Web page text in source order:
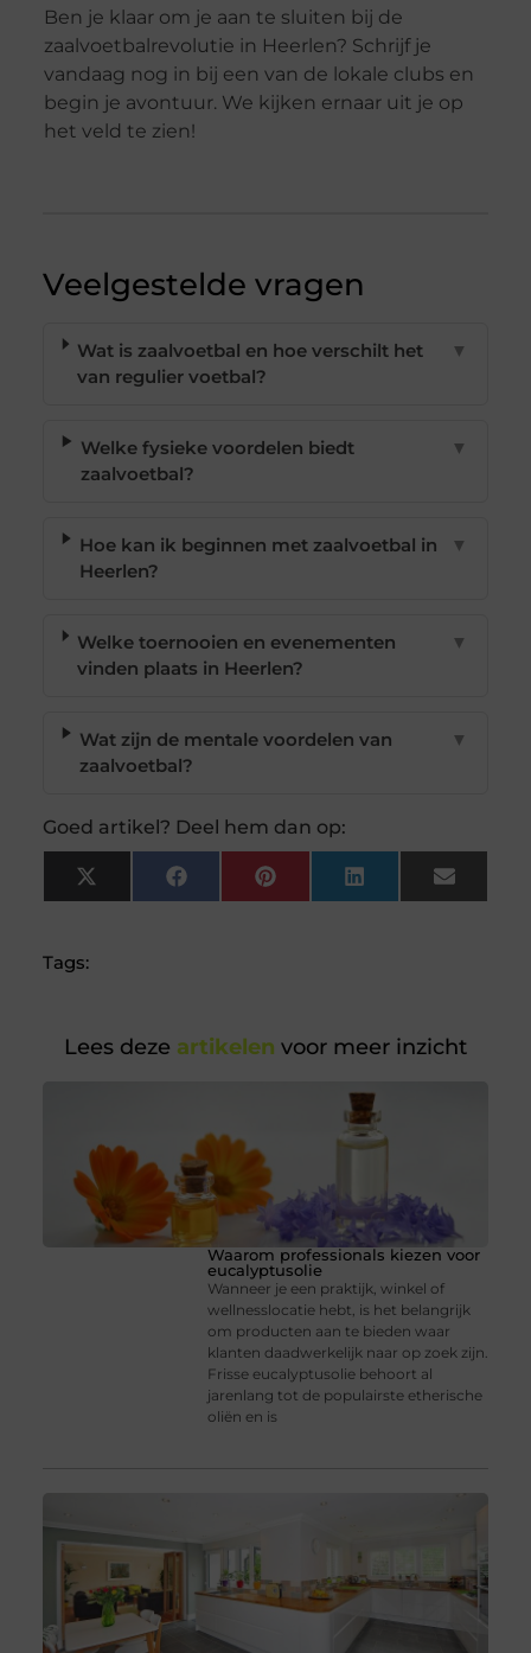
Ben je klaar om je aan te sluiten bij de
zaalvoetbalrevolutie in Heerlen? Schrijf je
vandaag nog in bij een van de lokale clubs en
begin je avontuur. We kijken ernaar uit je op
het veld te zien!
Veelgestelde vragen
Wat is zaalvoetbal en hoe verschilt het
van regulier voetbal?
▼
Welke fysieke voordelen biedt
zaalvoetbal?
▼
Hoe kan ik beginnen met zaalvoetbal in
Heerlen?
▼
Welke toernooien en evenementen
vinden plaats in Heerlen?
▼
Wat zijn de mentale voordelen van
zaalvoetbal?
▼
Goed artikel? Deel hem dan op:
X
(Twitter)
FacebookPinterest LinkedIn Email
Tags:
Lees deze artikelen voor meer inzicht
Waarom professionals kiezen voor
eucalyptusolie
Wanneer je een praktijk, winkel of
wellnesslocatie hebt, is het belangrijk
om producten aan te bieden waar
klanten daadwerkelijk naar op zoek zijn.
Frisse eucalyptusolie behoort al
jarenlang tot de populairste etherische
oliën en is